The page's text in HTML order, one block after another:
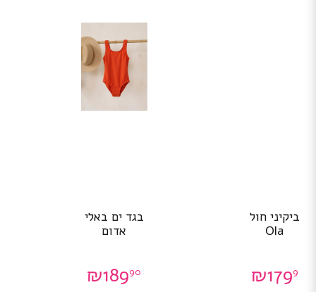
למוצר
זה
ניתן
לבחור
ביקיני חול
Ola
₪1799
למוצר
זה
ניתן
לבחור
בגד ים באלי
אדום
₪18990